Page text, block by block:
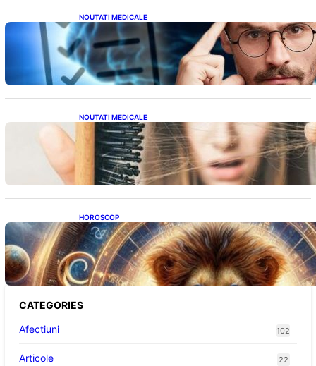
NOUTATI MEDICALE
Inteligența dincolo de note: Semnele unui IQ
ridicat care nu țin de școală
NOUTATI MEDICALE
Semnele unei deficiențe de proteine:
Impactul asupra sănătății tale
HOROSCOP
Portalul Leului 8/8: Oportunități de
Abundență pentru Cinci Zodii în 2026
CATEGORIES
Afectiuni
102
Articole 22